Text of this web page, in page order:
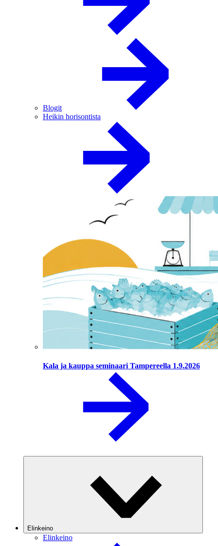
Blogit
Heikin horisontista
Kala ja kauppa seminaari Tampereella 1.9.2026
Elinkeino
Elinkeino